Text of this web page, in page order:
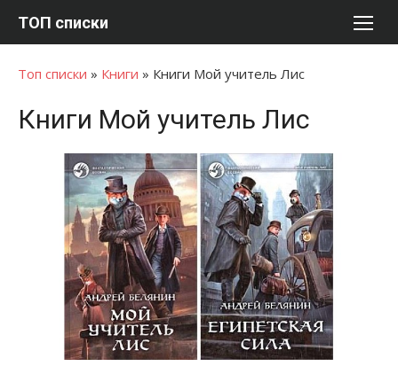
ТОП списки
Топ списки » Книги » Книги Мой учитель Лис
Книги Мой учитель Лис